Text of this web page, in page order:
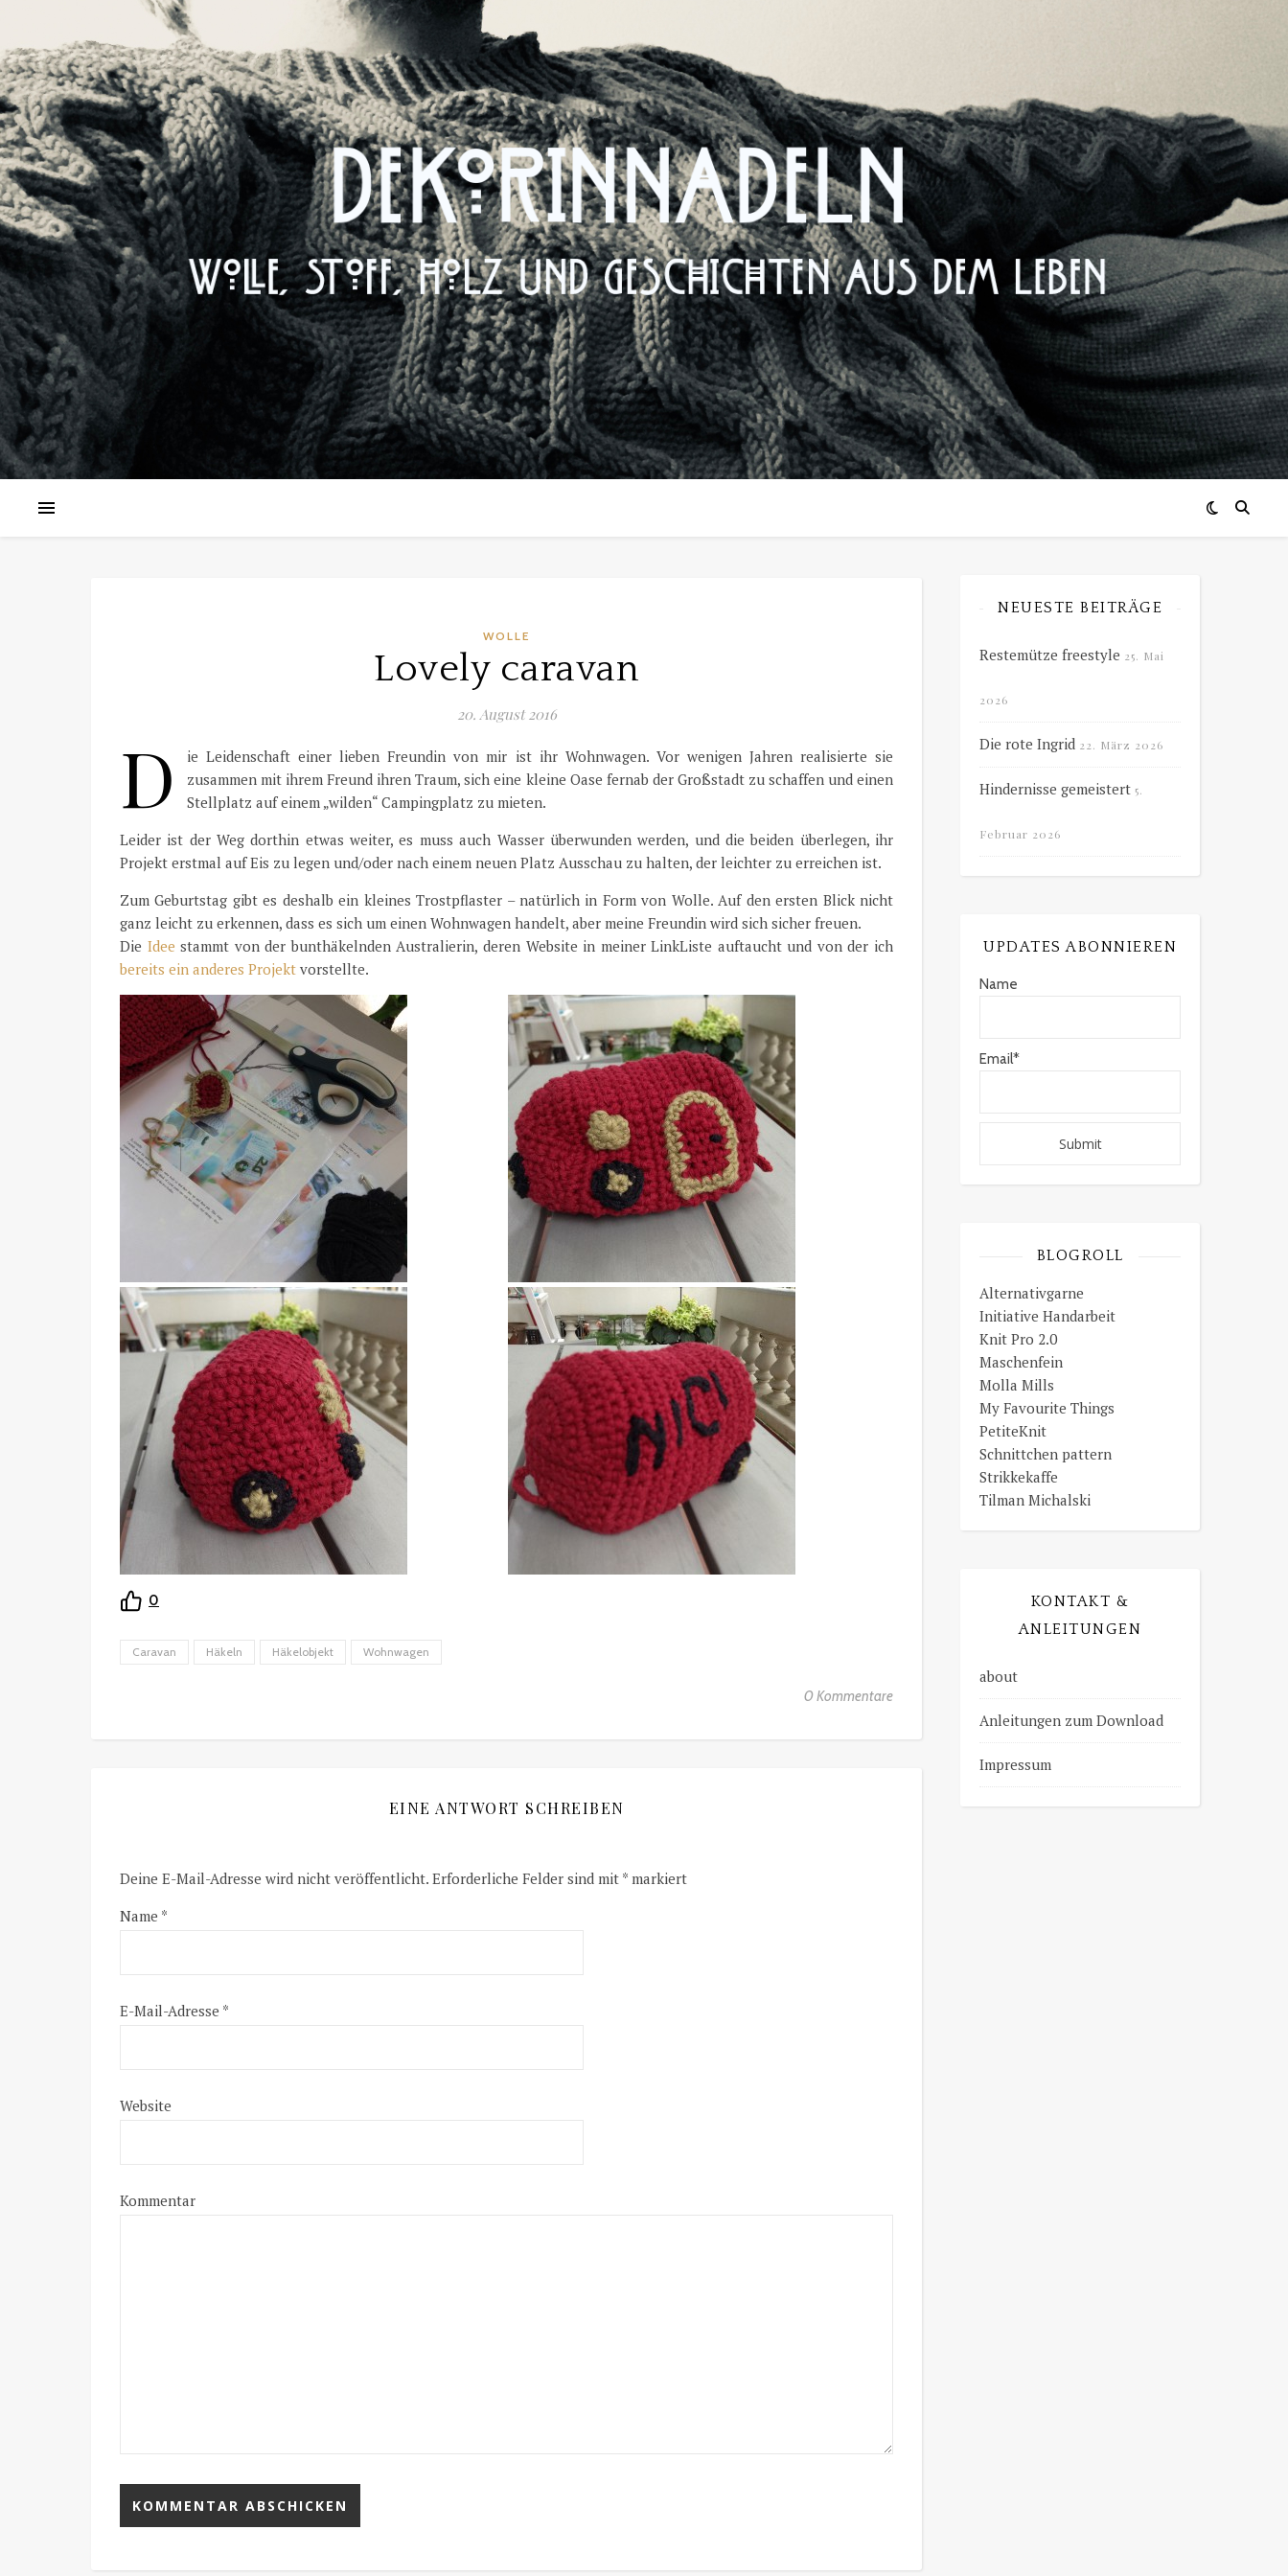
WOLLE
Lovely caravan
20. August 2016
D
ie Leidenschaft einer lieben Freundin von mir ist ihr Wohnwagen. Vor wenigen Jahren realisierte sie
zusammen mit ihrem Freund ihren Traum, sich eine kleine Oase fernab der Großstadt zu schaffen und einen
Stellplatz auf einem „wilden“ Campingplatz zu mieten.
Leider ist der Weg dorthin etwas weiter, es muss auch Wasser überwunden werden, und die beiden überlegen, ihr
Projekt erstmal auf Eis zu legen und/oder nach einem neuen Platz Ausschau zu halten, der leichter zu erreichen ist.
Zum Geburtstag gibt es deshalb ein kleines Trostpflaster – natürlich in Form von Wolle. Auf den ersten Blick nicht
ganz leicht zu erkennen, dass es sich um einen Wohnwagen handelt, aber meine Freundin wird sich sicher freuen.
Die Ideestammt von der bunthäkelnden Australierin, deren Website in meiner LinkListe auftaucht und von der ich
bereits ein anderes Projekt vorstellte.
0
Caravan Häkeln Häkelobjekt Wohnwagen
0 Kommentare
EINE ANTWORT SCHREIBEN
Deine E-Mail-Adresse wird nicht veröffentlicht. Erforderliche Felder sind mit * markiert
Name *
E-Mail-Adresse *
Website
Kommentar
NEUESTE BEITRÄGE
Restemütze freestyle 25. Mai
2026
Die rote Ingrid 22. März 2026
Hindernisse gemeistert 5.
Februar 2026
UPDATES ABONNIEREN
Name
Email*
BLOGROLL
Alternativgarne
Initiative Handarbeit
Knit Pro 2.0
Maschenfein
Molla Mills
My Favourite Things
PetiteKnit
Schnittchen pattern
Strikkekaffe
Tilman Michalski
KONTAKT &
ANLEITUNGEN
about
Anleitungen zum Download
Impressum